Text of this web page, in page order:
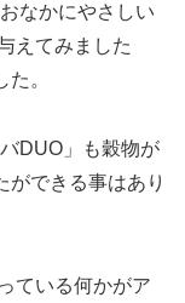
なかにやさしい
えてみました
。
DUO」も穀物が
ができる事はあり
ている何かがア